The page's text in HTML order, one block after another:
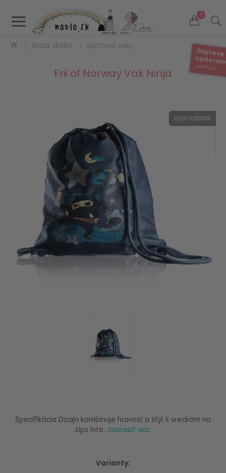
a 0
Doprava
od 35 Eur
Škola, škôlka Športové vaky
Frii of Norway Vak Ninja
vypredané
Špecifikácia Dizajn kombinuje hravosť a štýl S vreckom na
zips Inte...zobraziť viac
Varianty: